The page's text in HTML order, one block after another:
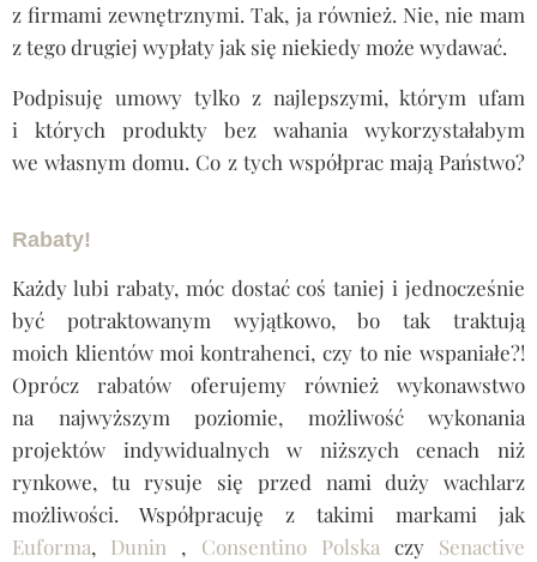
z firmami zewnętrznymi. Tak, ja również. Nie, nie mam
z tego drugiej wypłaty jak się niekiedy może wydawać.
Podpisuję umowy tylko z najlepszymi, którym ufam
i których produkty bez wahania wykorzystałabym
we własnym domu. Co z tych współprac mają Państwo?
Rabaty!
Każdy lubi rabaty, móc dostać coś taniej i jednocześnie
być potraktowanym wyjątkowo, bo tak traktują
moich klientów moi kontrahenci, czy to nie wspaniałe?!
Oprócz rabatów oferujemy również wykonawstwo
na najwyższym poziomie, możliwość wykonania
projektów indywidualnych w niższych cenach niż
rynkowe, tu rysuje się przed nami duży wachlarz
możliwości. Współpracuję z takimi markami jak
Euforma, Dunin , Consentino Polska czy Senactive